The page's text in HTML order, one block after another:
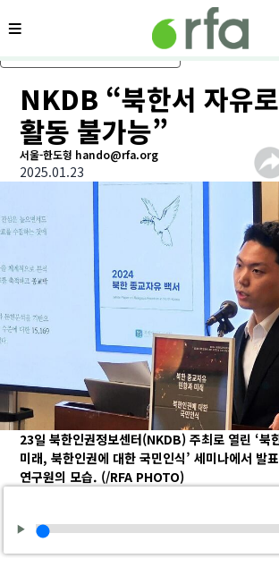
메인 콘텐츠로 건너뛰기
메뉴
NKDB “북한서 자유
활동 불가능”
서울-한도형 hando@rfa.org
2025.01.23
23일 북한인권정보센터(NKDB) 주최로 열린 ‘북
미래, 북한인권에 대한 국민인식’ 세미나에서 발
연구원의 모습. (/RFA PHOTO)